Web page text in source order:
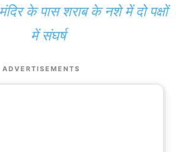
मंदिर के पास शराब के नशे में दो पक्षों
में संघर्ष
ADVERTISEMENTS